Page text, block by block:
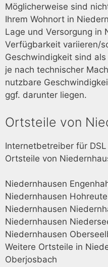
Möglicherweise sind
Ihrem Wohnort in
Lage und Versorgung in
Verfügbarkeit variieren/
Geschwindigkeit sind
je nach technischer
nutzbare
ggf. darunter liegen.
Ortsteile von
Internetbetreiber für
Ortsteile von
Niedernhausen
Niedernhausen Hohreute
Niedernhausen
Niedernhausen
Niedernhausen
Weitere Ortsteile in
Oberjosbach